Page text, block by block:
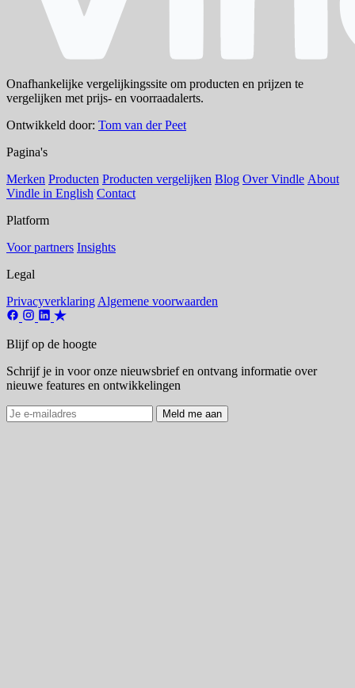
Onafhankelijke vergelijkingssite om producten en prijzen te
vergelijken met prijs- en voorraadalerts.
Ontwikkeld door: Tom van der Peet
Pagina's
Merken Producten Producten vergelijken Blog Over Vindle About
Vindle in English Contact
Platform
Voor partners Insights
Legal
Privacyverklaring Algemene voorwaarden
Blijf op de hoogte
Schrijf je in voor onze nieuwsbrief en ontvang informatie over
nieuwe features en ontwikkelingen
Meld me aan